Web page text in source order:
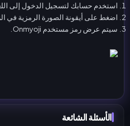
استخدم حسابك لتسجيل الدخول إلى
اضغط على أيقونة الصورة الرمزية في
سيتم عرض رمز مستخدم Onmyoji.
الأسئلة الشائعة